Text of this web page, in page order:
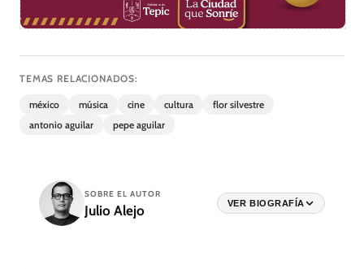
TEMAS RELACIONADOS:
méxico música cine cultura
flor silvestre
antonio aguilar
pepe aguilar
SOBRE EL AUTOR
Julio Alejo VER BIOGRAFÍA